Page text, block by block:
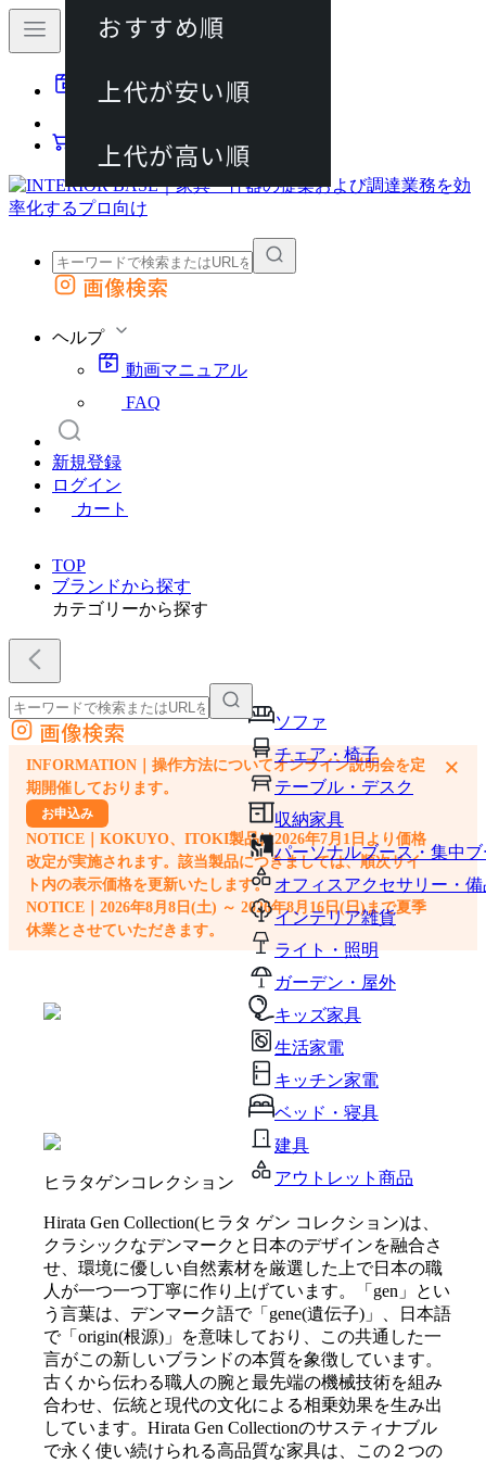
動画マニュアル
カート
外部サイトの商品をカートに追加
画像検索
ヘルプ
動画マニュアル
FAQ
新規登録
ログイン
カート
TOP
ブランドから探す
カテゴリーから探す
ソファ
チェア・椅子
テーブル・デスク
収納家具
パーソナルブース・集中
オフィスアクセサリー・備
インテリア雑貨
ライト・照明
ガーデン・屋外
キッズ家具
生活家電
キッチン家電
ベッド・寝具
建具
アウトレット商品
外部サイトの商品をカートに追加
他のサイトで見つけた商品ページのURLを貼り付けて、カートに追加できます
画像検索
INFORMATION｜操作方法についてオンライン説明会を定
期開催しております。
お申込み
NOTICE｜KOKUYO、ITOKI製品は2026年7月1日より価格
改定が実施されます。該当製品につきましては、順次サイ
ト内の表示価格を更新いたします。
NOTICE｜2026年8月8日(土) ～ 2026年8月16日(日)まで夏季
休業とさせていただきます。
×
ヒラタゲンコレクション
Hirata Gen Collection(ヒラタ ゲン コレクション)は、
クラシックなデンマークと日本のデザインを融合さ
せ、環境に優しい自然素材を厳選した上で日本の職
人が一つ一つ丁寧に作り上げています。「gen」とい
う言葉は、デンマーク語で「gene(遺伝子)」、日本語
で「origin(根源)」を意味しており、この共通した一
言がこの新しいブランドの本質を象徴しています。
古くから伝わる職人の腕と最先端の機械技術を組み
合わせ、伝統と現代の文化による相乗効果を生み出
しています。Hirata Gen Collectionのサスティナブル
で永く使い続けられる高品質な家具は、この２つの
おすすめ順
上代が安い順
上代が高い順